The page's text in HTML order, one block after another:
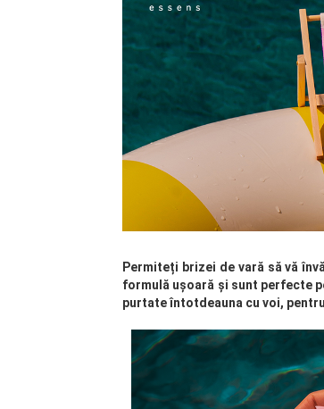
Permiteți brizei de vară să vă
formulă ușoară și sunt perfecte
purtate întotdeauna cu voi,